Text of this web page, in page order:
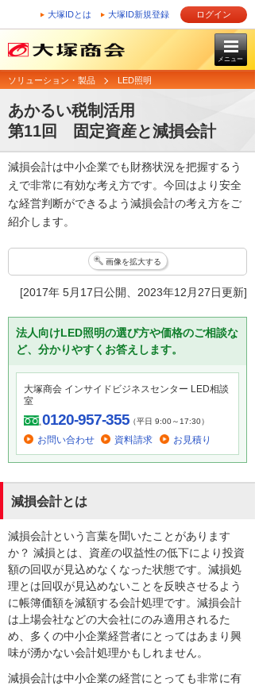
大塚IDとは 大塚ID新規登録 ログイン
メニュー
ソリューション・製品 LED照明
あかるい税制活用
第11回 固定資産と減損会計
減損会計は中小企業でも財務状況を把握するう
えで非常に有効な考え方です。今回はより安全
な経営判断ができるよう減損会計の考え方をご
紹介します。
画像を拡大する
[2017年 5月17日公開、2023年12月27日更新]
法人向けLED照明の選び方や価格のご相談な
ど、分かりやすくお答えします。
大塚商会 インサイドビジネスセンター LED相談
室
0120-957-355（平日 9:00～17:30）
お問い合わせ 資料請求 お見積り
減損会計とは
減損会計という言葉を聞いたことがあります
か？ 減損とは、資産の収益性の低下により投資
額の回収が見込めなくなった状態です。減損処
理とは回収が見込めないことを反映させるよう
に帳簿価額を減額する会計処理です。減損会計
は上場会社などの大会社にのみ適用されるた
め、多くの中小企業経営者にとってはあまり興
味が湧かない会計処理かもしれません。
減損会計は中小企業の経営にとっても非常に有